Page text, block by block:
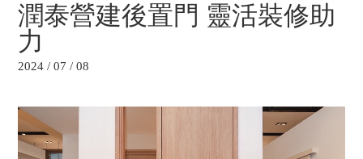
潤泰營建後置門 靈活裝修助
力
2024 / 07 / 08